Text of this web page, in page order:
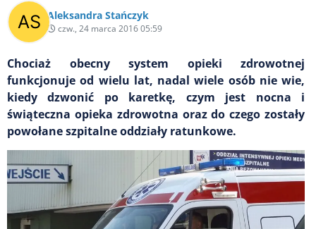
Aleksandra Stańczyk
czw., 24 marca 2016 05:59
Chociaż obecny system opieki zdrowotnej
funkcjonuje od wielu lat, nadal wiele osób nie wie,
kiedy dzwonić po karetkę, czym jest nocna i
świąteczna opieka zdrowotna oraz do czego zostały
powołane szpitalne oddziały ratunkowe.